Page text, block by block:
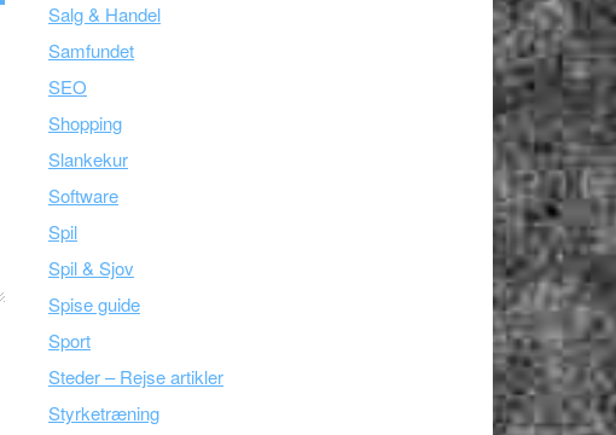
Salg & Handel
Samfundet
SEO
Shopping
Slankekur
Software
Spil
Spil & Sjov
Spise guide
Sport
Steder – Rejse artikler
Styrketræning